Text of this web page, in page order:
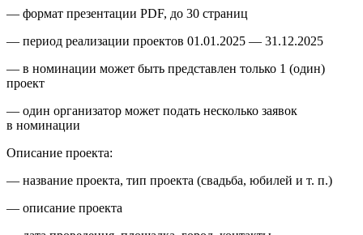
— формат презентации PDF, до 30 страниц
— период реализации проектов 01.01.2025 — 31.12.2025
— в номинации может быть представлен только 1 (один)
проект
— один организатор может подать несколько заявок
в номинации
Описание проекта:
— название проекта, тип проекта (свадьба, юбилей и т. п.)
— описание проекта